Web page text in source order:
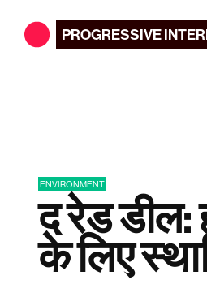
PROGRESSIVE
ENVIRONMENT
द रेड डील:
के लिए